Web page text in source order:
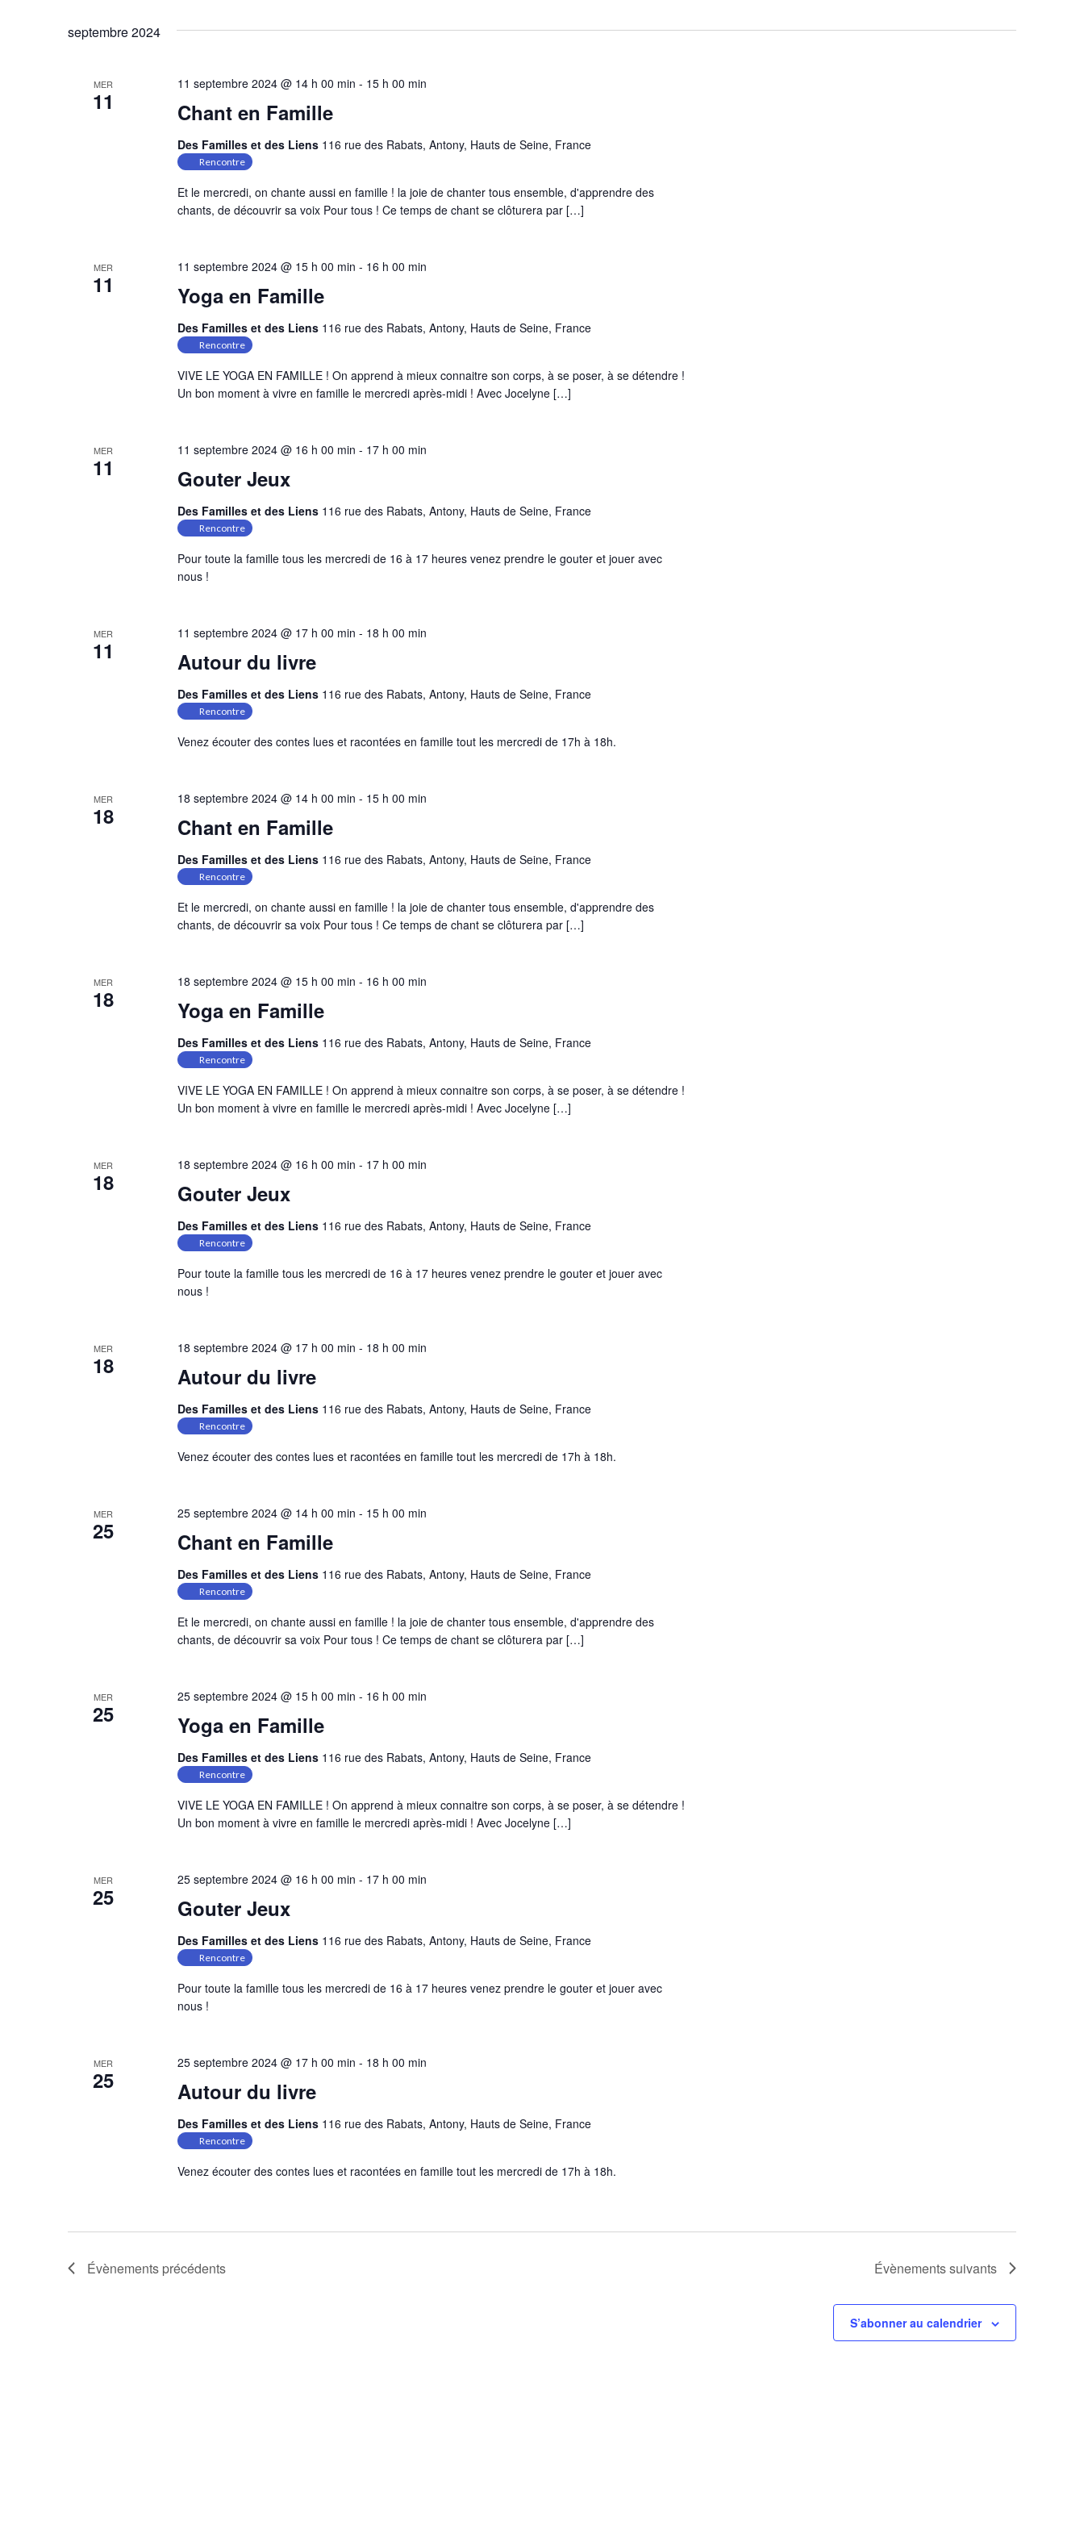
Évènements
clé.
septembre 2024
MER
11 Chant en Famille
11 septembre 2024 @ 14 h 00 min - 15 h 00 min
Des Familles et des Liens 116 rue des Rabats, Antony, Hauts de Seine, France
Rencontre
Et le mercredi, on chante aussi en famille ! la joie de chanter tous ensemble, d'apprendre des
chants, de découvrir sa voix Pour tous ! Ce temps de chant se clôturera par […]
MER
11 Yoga en Famille
11 septembre 2024 @ 15 h 00 min - 16 h 00 min
Des Familles et des Liens 116 rue des Rabats, Antony, Hauts de Seine, France
Rencontre
VIVE LE YOGA EN FAMILLE ! On apprend à mieux connaitre son corps, à se poser, à se détendre !
Un bon moment à vivre en famille le mercredi après-midi ! Avec Jocelyne […]
MER
11 Gouter Jeux
11 septembre 2024 @ 16 h 00 min - 17 h 00 min
Des Familles et des Liens 116 rue des Rabats, Antony, Hauts de Seine, France
Rencontre
Pour toute la famille tous les mercredi de 16 à 17 heures venez prendre le gouter et jouer avec
nous !
MER
11 Autour du livre
11 septembre 2024 @ 17 h 00 min - 18 h 00 min
Des Familles et des Liens 116 rue des Rabats, Antony, Hauts de Seine, France
Rencontre
Venez écouter des contes lues et racontées en famille tout les mercredi de 17h à 18h.
MER
18 Chant en Famille
18 septembre 2024 @ 14 h 00 min - 15 h 00 min
Des Familles et des Liens 116 rue des Rabats, Antony, Hauts de Seine, France
Rencontre
Et le mercredi, on chante aussi en famille ! la joie de chanter tous ensemble, d'apprendre des
chants, de découvrir sa voix Pour tous ! Ce temps de chant se clôturera par […]
MER
18 Yoga en Famille
18 septembre 2024 @ 15 h 00 min - 16 h 00 min
Des Familles et des Liens 116 rue des Rabats, Antony, Hauts de Seine, France
Rencontre
VIVE LE YOGA EN FAMILLE ! On apprend à mieux connaitre son corps, à se poser, à se détendre !
Un bon moment à vivre en famille le mercredi après-midi ! Avec Jocelyne […]
MER
18 Gouter Jeux
18 septembre 2024 @ 16 h 00 min - 17 h 00 min
Des Familles et des Liens 116 rue des Rabats, Antony, Hauts de Seine, France
Rencontre
Pour toute la famille tous les mercredi de 16 à 17 heures venez prendre le gouter et jouer avec
nous !
MER
18 Autour du livre
18 septembre 2024 @ 17 h 00 min - 18 h 00 min
Des Familles et des Liens 116 rue des Rabats, Antony, Hauts de Seine, France
Rencontre
Venez écouter des contes lues et racontées en famille tout les mercredi de 17h à 18h.
MER
25 Chant en Famille
25 septembre 2024 @ 14 h 00 min - 15 h 00 min
Des Familles et des Liens 116 rue des Rabats, Antony, Hauts de Seine, France
Rencontre
Et le mercredi, on chante aussi en famille ! la joie de chanter tous ensemble, d'apprendre des
chants, de découvrir sa voix Pour tous ! Ce temps de chant se clôturera par […]
MER
25 Yoga en Famille
25 septembre 2024 @ 15 h 00 min - 16 h 00 min
Des Familles et des Liens 116 rue des Rabats, Antony, Hauts de Seine, France
Rencontre
VIVE LE YOGA EN FAMILLE ! On apprend à mieux connaitre son corps, à se poser, à se détendre !
Un bon moment à vivre en famille le mercredi après-midi ! Avec Jocelyne […]
MER
25 Gouter Jeux
25 septembre 2024 @ 16 h 00 min - 17 h 00 min
Des Familles et des Liens 116 rue des Rabats, Antony, Hauts de Seine, France
Rencontre
Pour toute la famille tous les mercredi de 16 à 17 heures venez prendre le gouter et jouer avec
nous !
MER
25 Autour du livre
25 septembre 2024 @ 17 h 00 min - 18 h 00 min
Des Familles et des Liens 116 rue des Rabats, Antony, Hauts de Seine, France
Rencontre
Venez écouter des contes lues et racontées en famille tout les mercredi de 17h à 18h.
Évènements précédents Évènementssuivants
S’abonner au calendrier